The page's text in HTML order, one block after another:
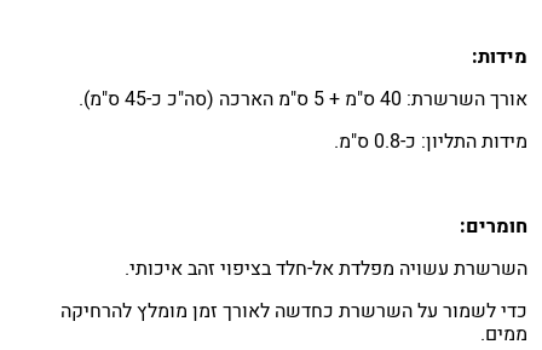
מידות:
אורך השרשרת: 40
ס"מ + 5 ס"מ הארכה (סה"כ כ-45 ס"מ).
מידות התליון: כ-0.8 ס"מ.
חומרים:
השרשרת עשויה מפלדת אל-חלד בציפוי זהב איכותי.
כדי לשמור על השרשרת כחדשה לאורך זמן מומלץ להרחיקה
ממים.